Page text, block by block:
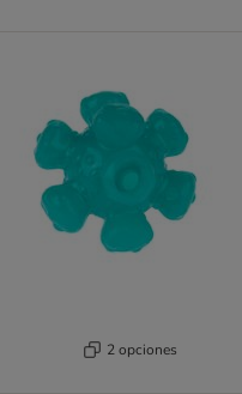
2 opciones